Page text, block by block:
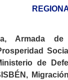
Armada
de